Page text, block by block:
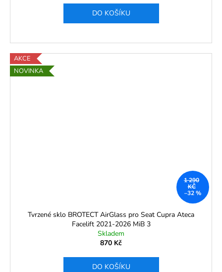
DO KOŠÍKU
AKCE
NOVINKA
1 290
KČ
–32 %
Tvrzené sklo BROTECT AirGlass pro Seat Cupra Ateca
Facelift 2021-2026 MiB 3
Skladem
870 Kč
DO KOŠÍKU